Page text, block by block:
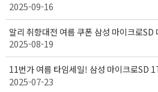
( 9/15 - 10/03 )
2025-09-16
알리 취향대전 여름 쿠폰 삼성 마이크로SD
일! (08.18~08.27)
2025-08-19
11번가 여름 타임세일! 삼성 마이크로SD
2025-07-23